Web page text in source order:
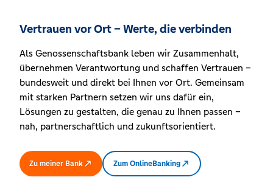
Vertrauen vor Ort – Werte, die verbinden
Als Genossenschaftsbank leben wir Zusammenhalt,
übernehmen Verantwortung und schaffen Vertrauen –
bundesweit und direkt bei Ihnen vor Ort. Gemeinsam
mit starken Partnern setzen wir uns dafür ein,
Lösungen zu gestalten, die genau zu Ihnen passen –
nah, partnerschaftlich und zukunftsorientiert.
Zu meiner Bank Zum OnlineBanking